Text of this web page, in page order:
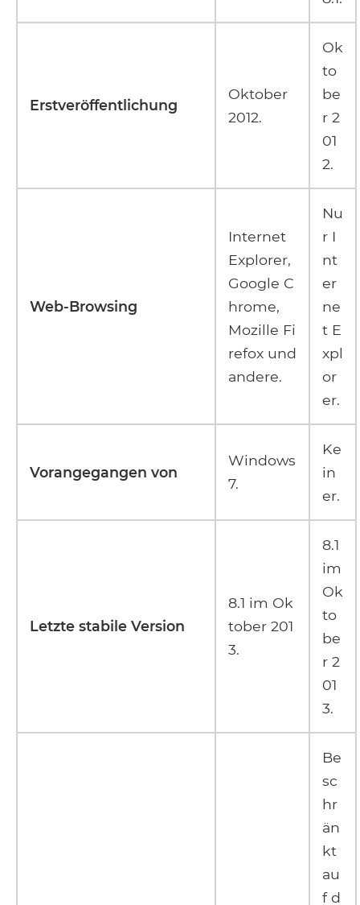
Erstveröffentlichung
Oktober
2012.
Ok
to
be
r 2
01
2.
Web-Browsing
Internet
Explorer,
Google C
hrome,
Mozille Fi
refox und
andere.
Nu
r I
nt
er
ne
t E
xpl
or
er.
Vorangegangen von
Windows
7.
Ke
in
er.
Letzte stabile Version
8.1 im Ok
tober 201
3.
8.1
im
Ok
to
be
r 2
01
3.
Be
sc
hr
än
kt
au
f d